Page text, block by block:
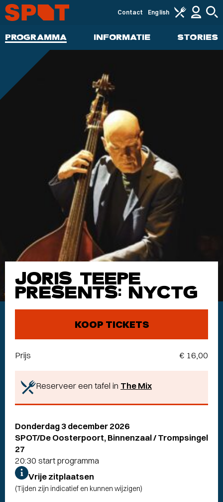
PROGRAMMA INFORMATIE STORIES
Contact English
JORIS TEEPE
PRESENTS: NYCTG
Donderdag 3 december 2026
SPOT/De Oosterpoort, Binnenzaal / Trompsingel
27
20:30 start programma
Vrije zitplaatsen
(Tijden zijn indicatief en kunnen wijzigen)
KOOP TICKETS
Prijs € 16,00
Reserveer een tafel in The Mix